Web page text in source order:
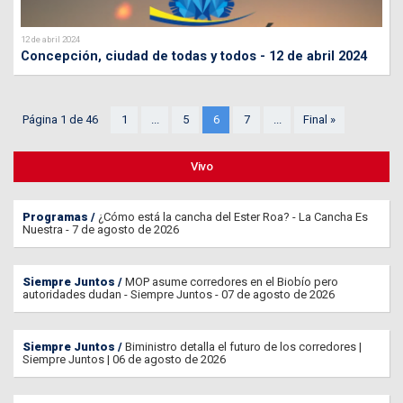
12 de abril 2024
Concepción, ciudad de todas y todos - 12 de abril 2024
Página 1 de 46 1 ... 5 6 7 ... Final »
Vivo
Programas
¿Cómo está la cancha del Ester Roa? - La Cancha Es
Nuestra - 7 de agosto de 2026
Siempre Juntos
MOP asume corredores en el Biobío pero
autoridades dudan - Siempre Juntos - 07 de agosto de 2026
Siempre Juntos
Biministro detalla el futuro de los corredores |
Siempre Juntos | 06 de agosto de 2026